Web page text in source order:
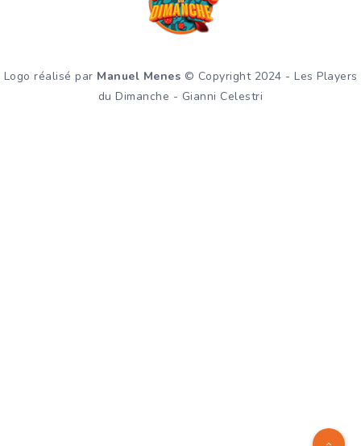
Logo réalisé par Manuel Menes © Copyright 2024 - Les Players
du Dimanche - Gianni Celestri